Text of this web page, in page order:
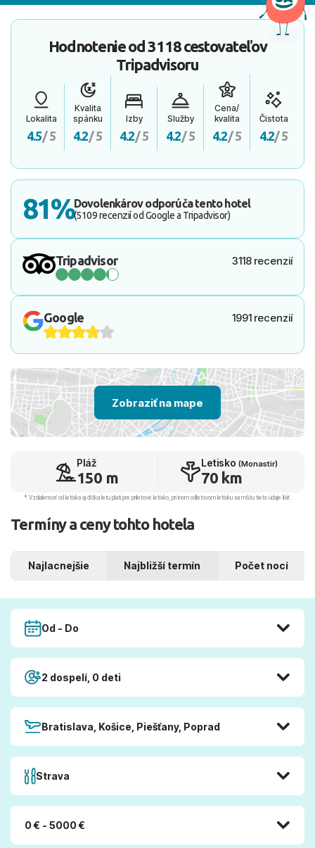
Hodnotenie od3118 cestovateľov
Tripadvisoru
Lokalita
4.5/ 5
Kvalita
spánku
4.2/ 5
Izby
4.2/ 5
Služby
4.2/ 5
Cena/
kvalita
4.2/ 5
Čistota
4.2/ 5
81%Dovolenkárov odporúča tento hotel
(5109 recenzií od Google a Tripadvisor)
Tripadvisor 3118 recenzií
Google 1991 recenzií
Zobraziť na mape
Pláž
150 m
Letisko (Monastir)
70 km
* Vzdialenosť od letiska aj dľžka letu platí pre príletové letisko, pri inom odletovom letisku sa môžu tieto údaje líšiť.
Termíny a ceny tohto hotela
Najlacnejšie Najbližší termín Počet nocí
Od - Do
2 dospelí, 0 deti
Bratislava, Košice, Piešťany, Poprad
Strava
0 € - 5000 €